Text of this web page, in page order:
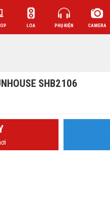
LOA PHỤ KIỆN CAMERA
SHB2106